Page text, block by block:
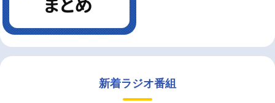
新着ラジオ番組